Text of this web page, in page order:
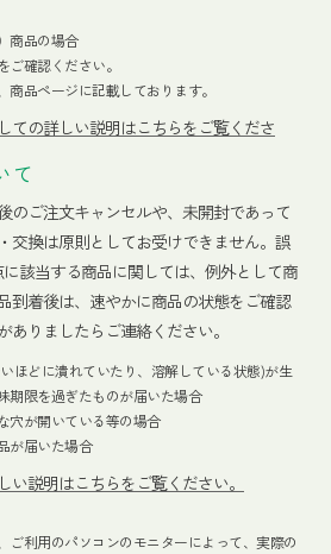
商品の場合
確認ください。
品ページに記載しております。
ての詳しい説明はこちらをご覧くださ
て
のご注文キャンセルや、未開封であって
交換は原則としてお受けできません。誤
該当する商品に関しては、例外として商
到着後は、速やかに商品の状態をご確認
ありましたらご連絡ください。
ほどに潰れていたり、溶解している状態)が生
期限を過ぎたものが届いた場合
穴が開いている等の場合
が届いた場合
い説明はこちらをご覧ください。
ご利用のパソコンのモニターによって、実際の